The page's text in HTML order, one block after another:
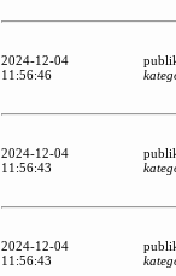
2024-12-04
11:56:46
2024-12-04
11:56:43
2024-12-04
11:56:43